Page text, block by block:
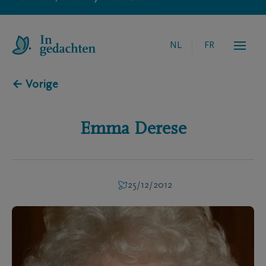
NL FR
← Vorige
Emma Derese
25/12/2012